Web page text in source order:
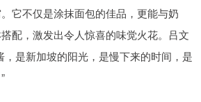
它不仅是涂抹面包的佳品，更能与奶
配，激发出令人惊喜的味觉火花。吕文
，是新加坡的阳光，是慢下来的时间，是